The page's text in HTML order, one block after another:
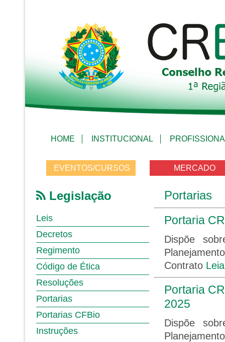
HOME INSTITUCIONAL
EVENTOS/CURSOS MERCADO
Legislação
Leis
Decretos
Regimento
Código de Ética
Resoluções
Portarias
Portarias CFBio
Instruções
Portarias
Portaria
Dispõe
Contrato
Portaria
2025
Dispõe